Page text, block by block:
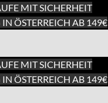
MIT SICHERHEIT
ÖSTERREICH AB 149€
MIT SICHERHEIT
ÖSTERREICH AB 149€